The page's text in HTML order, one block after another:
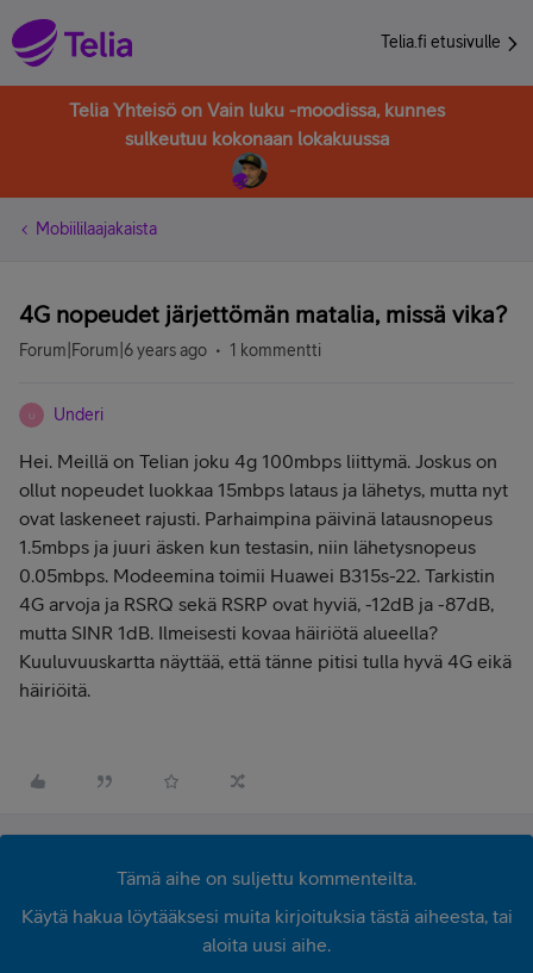
Telia.fi etusivulle
Telia Yhteisö on Vain luku -moodissa, kunnes
sulkeutuu kokonaan lokakuussa
Mobiililaajakaista
4G nopeudet järjettömän matalia, missä vika?
Forum|Forum|6 years ago 1 kommentti
U Underi
Hei. Meillä on Telian joku 4g 100mbps liittymä. Joskus on
ollut nopeudet luokkaa 15mbps lataus ja lähetys, mutta nyt
ovat laskeneet rajusti. Parhaimpina päivinä latausnopeus
1.5mbps ja juuri äsken kun testasin, niin lähetysnopeus
0.05mbps. Modeemina toimii Huawei B315s-22. Tarkistin
4G arvoja ja RSRQ sekä RSRP ovat hyviä, -12dB ja -87dB,
mutta SINR 1dB. Ilmeisesti kovaa häiriötä alueella?
Kuuluvuuskartta näyttää, että tänne pitisi tulla hyvä 4G eikä
häiriöitä.
Tämä aihe on suljettu kommenteilta.
Käytä hakua löytääksesi muita kirjoituksia tästä aiheesta, tai
aloita uusi aihe.